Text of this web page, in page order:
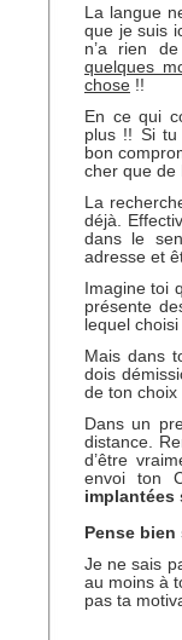
La langue
que je suis
n’a rien
quelques
chose !!
En ce qui
plus !! Si tu
bon
cher que de
La
déjà.
dans le
adresse et
Imagine toi
présente
lequel
Mais dans
dois
de ton
Dans un
distance.
d’être
envoi ton
implantées
Pense
Je ne sais
au moins à
pas ta